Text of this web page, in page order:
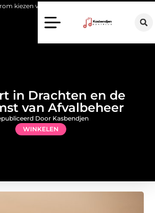
in Amersfoort?
in Drachten en de
van Afvalbeheer
WINKELEN
Door Kasbendjen